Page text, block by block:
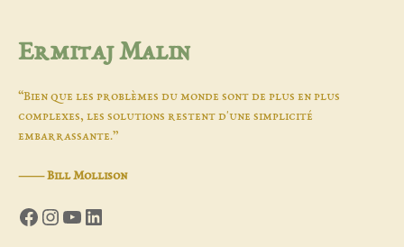
Ermitaj Malin
“Bien que les problèmes du monde sont de plus en plus
complexes, les solutions restent d'une simplicité
embarrassante.”
―Bill Mollison
Facebook
Instagram
YouTube
LinkedIn